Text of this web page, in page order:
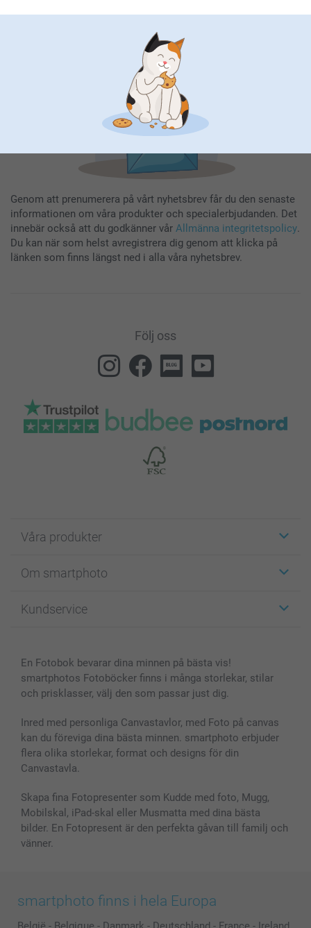
Genom att prenumerera på vårt nyhetsbrev får du den senaste
informationen om våra produkter och specialerbjudanden. Det
innebär också att du godkänner vår Allmänna integritetspolicy.
Du kan när som helst avregistrera dig genom att klicka på
länken som finns längst ned i alla våra nyhetsbrev.
Följ oss
Våra produkter
Fotokort
Fotoböcker
Skal till Mobil & Surfplatta
MyNameBook
Fotoramar & Tillbehör
Presentkort
Alla fotoprodukter
Om smartphoto
För affiliates
Sitemap
Villkor och garantier
Kundservice
smartbonus
Priser & betalning
En Fotobok bevarar dina minnen på bästa vis!
smartphotos Fotoböcker finns i många storlekar, stilar
och prisklasser, välj den som passar just dig.
Inred med personliga Canvastavlor, med Foto på canvas
kan du föreviga dina bästa minnen. smartphoto erbjuder
flera olika storlekar, format och designs för din
Canvastavla.
Skapa fina Fotopresenter som Kudde med foto, Mugg,
Mobilskal, iPad-skal eller Musmatta med dina bästa
bilder. En Fotopresent är den perfekta gåvan till familj och
vänner.
smartphoto finns i hela Europa